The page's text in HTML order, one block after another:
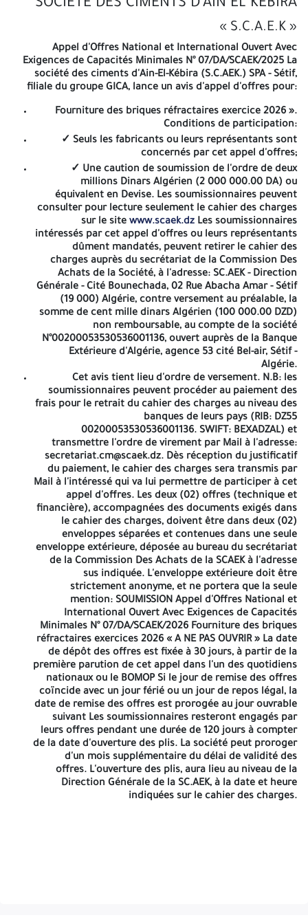
avec un jour férié ou un jour de repos légal, la date de remise des
soumissionnaires resteront engagés par leurs offres pendant
une durée de 120 jours à compter de la date d'ouverture des plis.
La société peut proroger d'un mois supplémentaire du délai de
validité des offres. L'ouverture des plis, aura lieu au niveau de la
Direction Générale de la SC.AEK, à la date et heure indiquées sur
المجمع الصناعي لإسمنت الجزائر
GROUPE INDUSTRIEL DES CIMENTS
D'ALGERIE
SOCIETE DES CIMENTS D'AIN EL KEBIRA
Appel d'Offres National et International Ouvert Avec Exigences
de Capacités Minimales N° 07/DA/SCAEK/2025 La société des
ciments d'Ain-El-Kébira (S.C.AEK.) SPA - Sétif, filiale du groupe
GICA, lance un avis d'appel d'offres pour:
Fourniture des briques réfractaires exercice 2026 ».
Conditions de participation:
✓ Seuls les fabricants ou leurs représentants sont
concernés par cet appel d'offres;
✓ Une caution de soumission de l'ordre de deux
millions Dinars Algérien (2 000 000.00 DA) ou
équivalent en Devise. Les soumissionnaires peuvent
consulter pour lecture seulement le cahier des
www.scaek.dzLes soumissionnaires
intéressés par cet appel d'offres ou leurs
représentants dûment mandatés, peuvent retirer le
cahier des charges auprès du secrétariat de la
Commission Des Achats de la Société, à l'adresse:
SC.AEK - Direction Générale - Cité Bounechada, 02 Rue
Abacha Amar - Sétif (19 000) Algérie, contre versement
au préalable, la somme de cent mille dinars Algérien
(100 000.00 DZD) non remboursable, au compte de la
société N°00200053530536001136, ouvert auprès de la
Banque Extérieure d'Algérie, agence 53 cité Bel-air,
Sétif - Algérie.
Cet avis tient lieu d'ordre de versement. N.B: les
soumissionnaires peuvent procéder au paiement des
frais pour le retrait du cahier des charges au niveau
des banques de leurs pays (RIB: DZ55
00200053530536001136. SWIFT: BEXADZAL) et
transmettre l'ordre de virement par Mail à l'adresse:
secretariat.cm@scaek.dz. Dès réception du justificatif
du paiement, le cahier des charges sera transmis par
Mail à l'intéressé qui va lui permettre de participer à
cet appel d'offres. Les deux (02) offres (technique et
financière), accompagnées des documents exigés
dans le cahier des charges, doivent être dans deux
(02) enveloppes séparées et contenues dans une seule
enveloppe extérieure, déposée au bureau du
secrétariat de la Commission Des Achats de la SCAEK à
l'adresse sus indiquée. L'enveloppe extérieure doit être
strictement anonyme, et ne portera que la seule
SOUMISSIONAppel d'Offres National et
SOCIETE DES CIMENTS D'AIN EL KEBIRA
« S.C.A.E.K »
Appel d'Offres National et International Ouvert Avec
Exigences de Capacités Minimales N° 07/DA/SCAEK/2025 La
société des ciments d'Ain-El-Kébira (S.C.AEK.) SPA - Sétif,
filiale du groupe GICA, lance un avis d'appel d'offres pour:
Fourniture des briques réfractaires exercice 2026 ».
Conditions de participation:
✓ Seuls les fabricants ou leurs représentants sont
concernés par cet appel d'offres;
✓ Une caution de soumission de l'ordre de deux
millions Dinars Algérien (2 000 000.00 DA) ou
équivalent en Devise. Les soumissionnaires peuvent
consulter pour lecture seulement le cahier des charges
sur le site www.scaek.dz Les soumissionnaires
intéressés par cet appel d'offres ou leurs représentants
dûment mandatés, peuvent retirer le cahier des
charges auprès du secrétariat de la Commission Des
Achats de la Société, à l'adresse: SC.AEK - Direction
Générale - Cité Bounechada, 02 Rue Abacha Amar - Sétif
(19 000) Algérie, contre versement au préalable, la
somme de cent mille dinars Algérien (100 000.00 DZD)
non remboursable, au compte de la société
N°00200053530536001136, ouvert auprès de la Banque
Extérieure d'Algérie, agence 53 cité Bel-air, Sétif -
Algérie.
Cet avis tient lieu d'ordre de versement. N.B: les
soumissionnaires peuvent procéder au paiement des
frais pour le retrait du cahier des charges au niveau des
banques de leurs pays (RIB: DZ55
00200053530536001136. SWIFT: BEXADZAL) et
transmettre l'ordre de virement par Mail à l'adresse:
secretariat.cm@scaek.dz. Dès réception du justificatif
du paiement, le cahier des charges sera transmis par
Mail à l'intéressé qui va lui permettre de participer à cet
appel d'offres. Les deux (02) offres (technique et
financière), accompagnées des documents exigés dans
le cahier des charges, doivent être dans deux (02)
enveloppes séparées et contenues dans une seule
enveloppe extérieure, déposée au bureau du secrétariat
de la Commission Des Achats de la SCAEK à l'adresse
sus indiquée. L'enveloppe extérieure doit être
strictement anonyme, et ne portera que la seule
mention: SOUMISSION Appel d'Offres National et
International Ouvert Avec Exigences de Capacités
Minimales N° 07/DA/SCAEK/2026 Fourniture des briques
réfractaires exercices 2026 « A NE PAS OUVRIR » La date
de dépôt des offres est fixée à 30 jours, à partir de la
première parution de cet appel dans l'un des quotidiens
nationaux ou le BOMOP Si le jour de remise des offres
coïncide avec un jour férié ou un jour de repos légal, la
date de remise des offres est prorogée au jour ouvrable
suivant Les soumissionnaires resteront engagés par
leurs offres pendant une durée de 120 jours à compter
de la date d'ouverture des plis. La société peut proroger
d'un mois supplémentaire du délai de validité des
offres. L'ouverture des plis, aura lieu au niveau de la
Direction Générale de la SC.AEK, à la date et heure
indiquées sur le cahier des charges.